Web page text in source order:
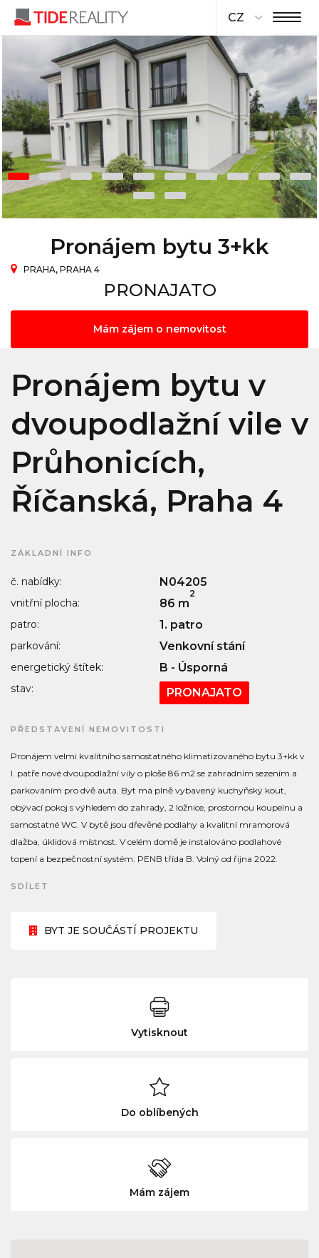
CZ
Pronájem bytu 3+kk
PRAHA, PRAHA 4
PRONAJATO
Mám zájem o nemovitost
Pronájem bytu v
dvoupodlažní vile v
Průhonicích,
Říčanská, Praha 4
ZÁKLADNÍ INFO
č. nabídky: N04205
vnitřní plocha: 86 m
2
patro: 1. patro
parkování: Venkovní stání
energetický štítek: B - Úsporná
stav: PRONAJATO
PŘEDSTAVENÍ NEMOVITOSTI
Pronájem velmi kvalitního samostatného klimatizovaného bytu 3+kk v
I. patře nové dvoupodlažní vily o ploše 86 m2 se zahradním sezením a
parkováním pro dvě auta. Byt má plně vybavený kuchyňský kout,
obývací pokoj s výhledem do zahrady, 2 ložnice, prostornou koupelnu a
samostatné WC. V bytě jsou dřevěné podlahy a kvalitní mramorová
dlažba, úklidová místnost. V celém domě je instalováno podlahové
topení a bezpečnostní systém. PENB třída B. Volný od řijna 2022.
SDÍLET
BYT JE SOUČÁSTÍ PROJEKTU
Vytisknout
Do oblíbených
Mám zájem